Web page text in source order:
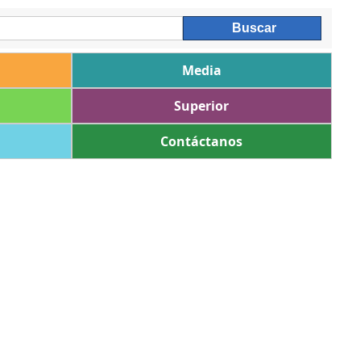
Media
Superior
Contáctanos